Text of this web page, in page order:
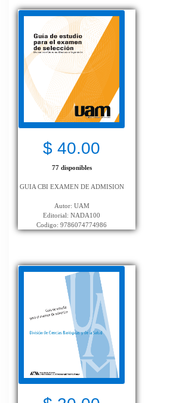
$ 40.00
77 disponibles
GUIA CBI EXAMEN DE ADMISION
Autor: UAM
Editorial: NADA100
Codigo: 9786074774986